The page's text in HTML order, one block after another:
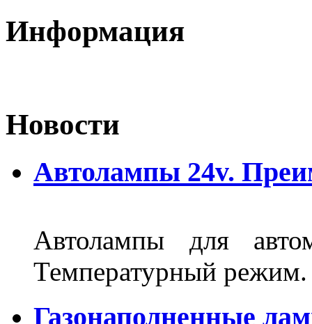
Информация
Новости
Автолампы 24v.
Автолампы для
Температурный
Газонаполненные